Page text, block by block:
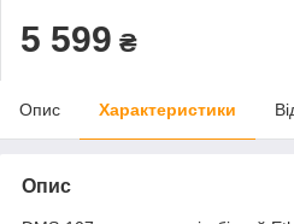
5 599 ₴
Опис Характеристики
Опис